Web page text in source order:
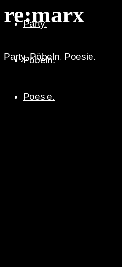
Party.
Pöbeln.
Poesie.
re:marx
Party. Pöbeln. Poesie.